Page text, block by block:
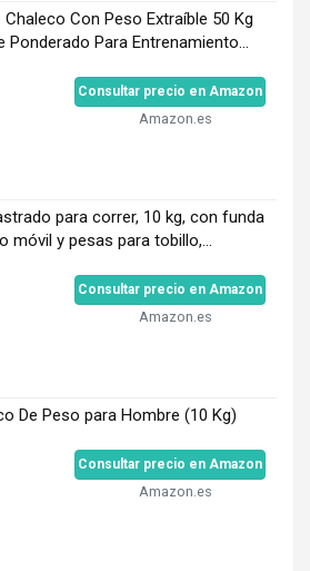
Con Peso Extraíble 50 Kg
Ponderado Para Entrenamiento...
Consultar precio en Amazon
Amazon.es
para correr, 10 kg, con funda
móvil y pesas para tobillo,...
Consultar precio en Amazon
Amazon.es
De Peso para Hombre (10 Kg)
Consultar precio en Amazon
Amazon.es